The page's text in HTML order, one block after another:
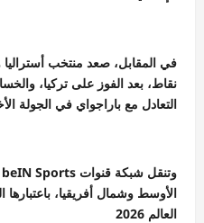
نقاط، بعد الفوز على تركيا،
التعادل مع باراجواي في الجولة
الأوسط وشمال أفريقيا،
العالم 2026